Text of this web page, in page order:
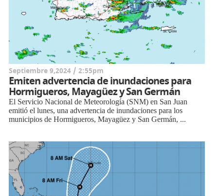
Septiembre 9,2024 / 2:55pm
Emiten advertencia de inundaciones para
Hormigueros, Mayagüez y San Germán
El Servicio Nacional de Meteorología (SNM) en San Juan
emitió el lunes, una advertencia de inundaciones para los
municipios de Hormigueros, Mayagüez y San Germán, ...